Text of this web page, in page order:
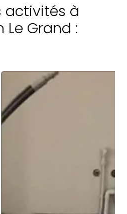
activités à
Le Grand :